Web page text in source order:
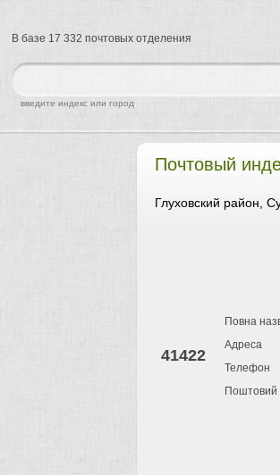
Почтовый
Глуховский район,
41422
Повна
Адреса
Телефон
Поштовий
найти
введите индекс или город
В базе 17 332 почтовых отделения